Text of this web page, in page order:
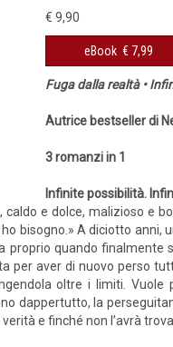
€ 9,90
eBook € 7,99
Fuga dalla realtà •
Autrice bestseller di
3 romanzi in 1
Infinite possibilità.
caldo e dolce, malizioso e
ho bisogno.» A diciotto
proprio quando
per aver di nuovo perso
oltre i limiti.
dappertutto, la
e finché non l’avrà